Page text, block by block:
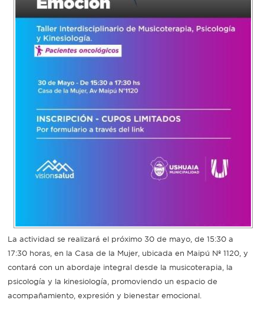
La actividad se realizará el próximo 30 de mayo, de 15:30 a
17:30 horas, en la Casa de la Mujer, ubicada en Maipú Nº 1120, y
contará con un abordaje integral desde la musicoterapia, la
psicología y la kinesiología, promoviendo un espacio de
acompañamiento, expresión y bienestar emocional.